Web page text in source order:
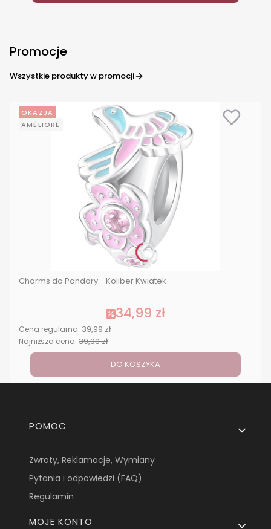
Promocje
Wszystkie produkty w promocji
OKAZJA
AMÉLIORÉ
Charms do Pandory - Koliber Kwiatek
34,99 zł
Cena regularna: 39,99 zł
Najniższa cena: 39,99 zł
DO KOSZYKA
Linki w stopce
POMOC
Zwroty, Reklamacje, Wymiany
Pytania i odpowiedzi (FAQ)
Regulamin
MOJE KONTO